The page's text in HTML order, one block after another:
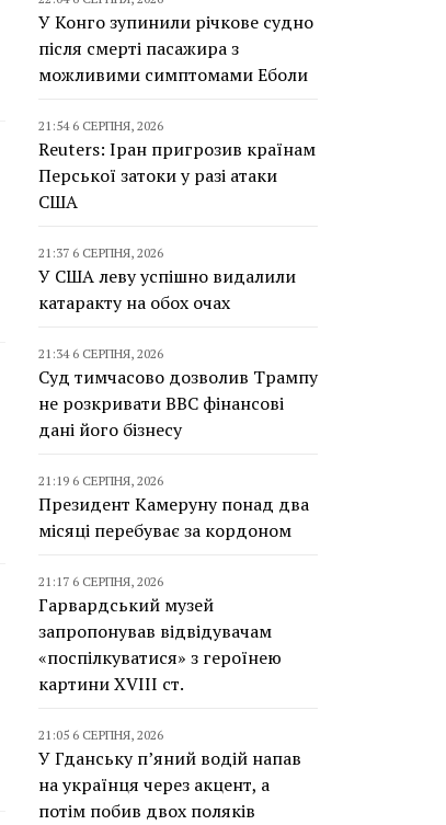
У Конго зупинили річкове судно
після смерті пасажира з
можливими симптомами Еболи
21:54 6 СЕРПНЯ, 2026
Reuters: Іран пригрозив країнам
Перської затоки у разі атаки
США
21:37 6 СЕРПНЯ, 2026
У США леву успішно видалили
катаракту на обох очах
21:34 6 СЕРПНЯ, 2026
Суд тимчасово дозволив Трампу
не розкривати BBC фінансові
дані його бізнесу
21:19 6 СЕРПНЯ, 2026
Президент Камеруну понад два
місяці перебуває за кордоном
21:17 6 СЕРПНЯ, 2026
Гарвардський музей
запропонував відвідувачам
«поспілкуватися» з героїнею
картини XVIII ст.
21:05 6 СЕРПНЯ, 2026
У Гданську п’яний водій напав
на українця через акцент, а
потім побив двох поляків